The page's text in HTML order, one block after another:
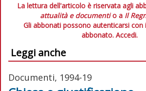
La lettura dell'articolo è riservata agli
attualità e documentio a Il
Gli abbonati possono autenticarsi con
abbonato. Accedi.
Leggi anche
Documenti, 1994-19